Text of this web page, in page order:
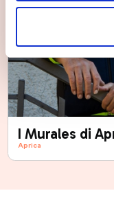
I Murales di
Aprica